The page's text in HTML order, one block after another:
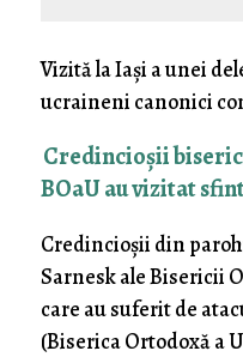
Vizită la Iași a unei
ucraineni canonici
Credincioșii
BOaU au vizitat
Credincioșii din
Sarnesk ale Bisericii
care au suferit de
(Biserica Ortodoxă a